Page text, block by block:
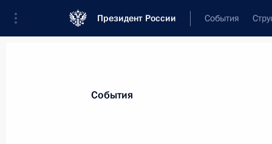
Президент России События
События